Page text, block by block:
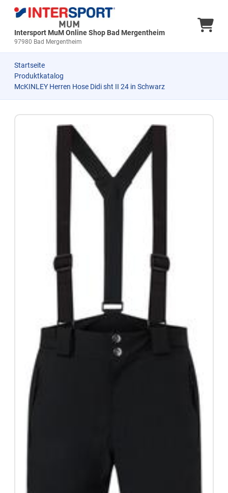
Intersport MuM Online Shop Bad Mergentheim
97980 Bad Mergentheim
Startseite
Produktkatalog
McKINLEY Herren Hose Didi sht II 24 in Schwarz